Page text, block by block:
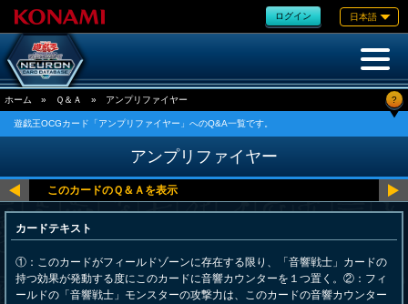
ログイン 日本語
ホーム » Ｑ＆Ａ » アンプリファイヤー ?
遊戯王OCGカード「アンプリファイヤー」へのQ&A一覧です。
アンプリファイヤー
カードテキスト
①：このカードがフィールドゾーンに存在する限り、「音響戦士」カードの
持つ効果が発動する度にこのカードに音響カウンターを１つ置く。②：フィ
ールドの「音響戦士」モンスターの攻撃力は、このカードの音響カウンター